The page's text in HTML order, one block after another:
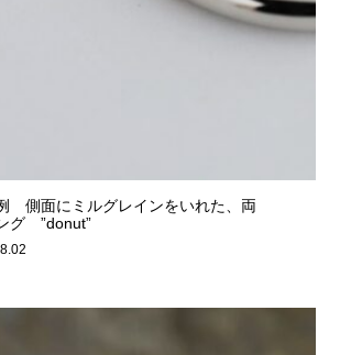
側面にミルグレインをいれた、両
グ ”donut”